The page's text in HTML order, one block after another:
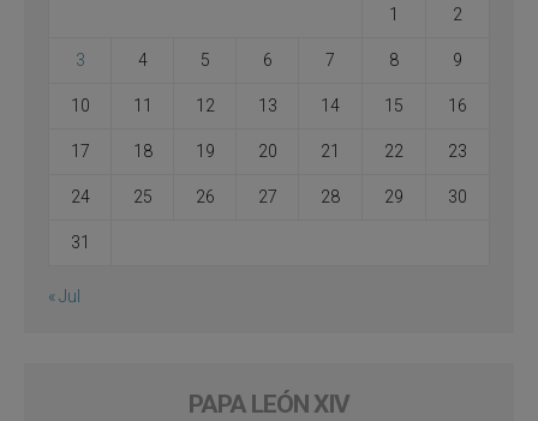
1 2
3 4 5 6 7 8 9
10 11 12 13 14 15 16
17 18 19 20 21 22 23
24 25 26 27 28 29 30
31
« Jul
PAPA LEÓN XIV